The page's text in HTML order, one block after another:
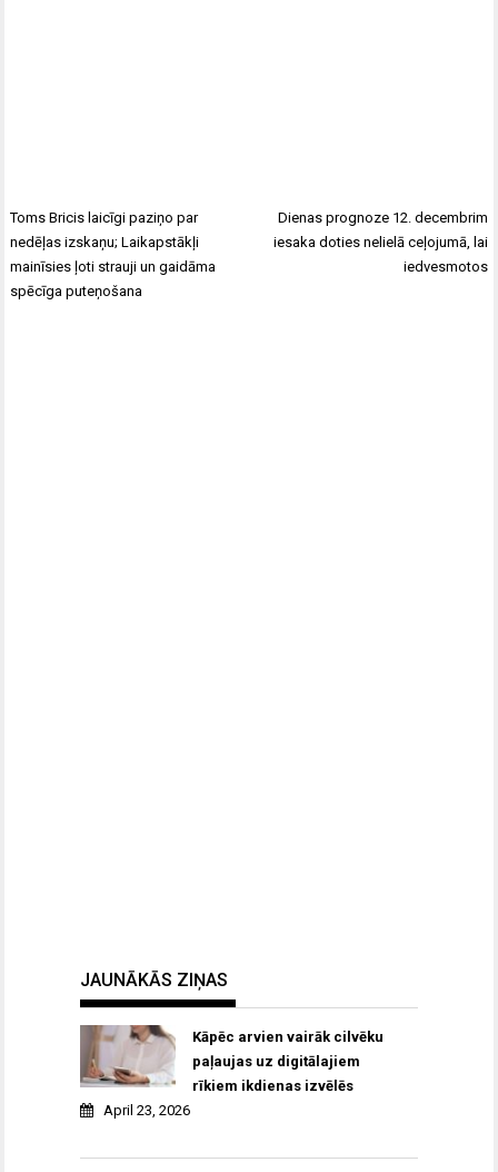
Toms Bricis laicīgi paziņo par
nedēļas izskaņu; Laikapstākļi
mainīsies ļoti strauji un gaidāma
spēcīga puteņošana
Dienas prognoze 12. decembrim
iesaka doties nelielā ceļojumā, lai
iedvesmotos
JAUNĀKĀS ZIŅAS
Kāpēc arvien vairāk cilvēku
paļaujas uz digitālajiem
rīkiem ikdienas izvēlēs
April 23, 2026